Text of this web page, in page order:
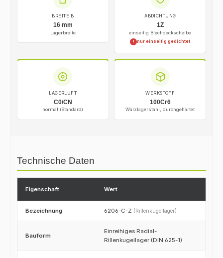
BREITE B
16 mm
Lagerbreite
ABDICHTUNG
1Z
einseitig Blechdeckscheibe
! nur einseitig gedichtet
LAGERLUFT
C0/CN
normal (Standard)
WERKSTOFF
100Cr6
Wälzlagerstahl, durchgehärtet
Technische Daten
Eigenschaft Wert
Bezeichnung 6206-C-Z (Rillenkugellager)
Bauform
Einreihiges Radial-
Rillenkugellager (DIN 625-1)